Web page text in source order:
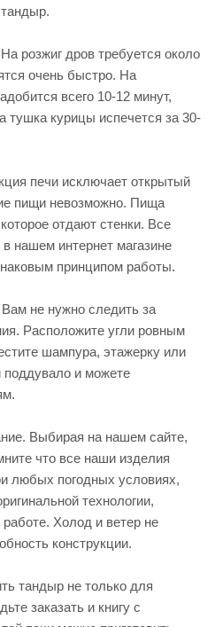
розжиг дров требуется около
очень быстро. На
всего 10-12 минут,
тушка курицы испечется за 30-
печи исключает открытый
пищи невозможно. Пища
отдают стенки. Все
нашем интернет магазине
принципом работы.
не нужно следить за
Расположите угли ровным
шампура, этажерку или
поддувало и можете
Выбирая на нашем сайте,
что все наши изделия
любых погодных условиях,
технологии,
Холод и ветер не
конструкции.
тандыр не только для
заказать и книгу с